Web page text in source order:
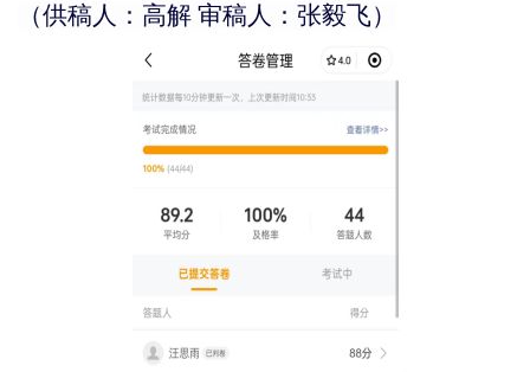
（供稿人：高解 审稿人：张毅飞）